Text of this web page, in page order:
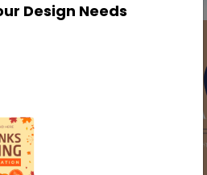
Design Needs